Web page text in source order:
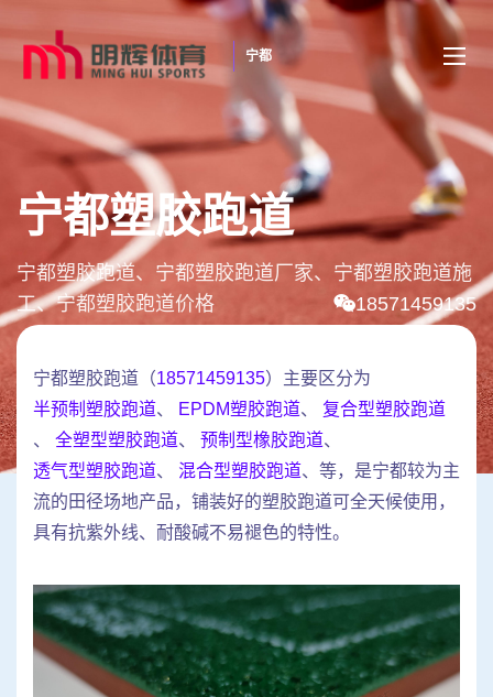
宁都
宁都塑胶跑道
宁都塑胶跑道、宁都塑胶跑道厂家、宁都塑胶跑道施
工、宁都塑胶跑道价格
18571459135
宁都塑胶跑道（18571459135）主要区分为
半预制塑胶跑道、 EPDM塑胶跑道、 复合型塑胶跑道
、 全塑型塑胶跑道、 预制型橡胶跑道、
透气型塑胶跑道、 混合型塑胶跑道、等，是宁都较为主
流的田径场地产品，铺装好的塑胶跑道可全天候使用，
具有抗紫外线、耐酸碱不易褪色的特性。